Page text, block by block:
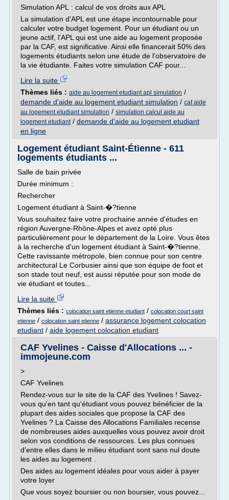
Simulation APL : calcul de vos droits aux APL
La simulation d'APL est une étape incontournable pour
calculer votre budget logement. Pour un étudiant ou un
jeune actif, l'APL qui est une aide au logement proposée
par la CAF, est significative. Ainsi elle financerait 50% des
logements étudiants selon une étude de l'observatoire de
la vie étudiante. Faites votre simulation CAF pour...
Lire la suite
Thèmes liés : aide au logement etudiant apl simulation /
demande d'aide au logement etudiant simulation / caf aide
au logement etudiant simulation / simulation calcul aide au
logement etudiant/ demande d'aide au logement etudiant
en ligne
Logement étudiant Saint-Étienne - 611
logements étudiants ...
Salle de bain privée
Durée minimum :
Rechercher
Logement étudiant à Saint-�?tienne
Vous souhaitez faire votre prochaine année d'études en
région Auvergne-Rhône-Alpes et avez opté plus
particulièrement pour le département de la Loire. Vous êtes
à la recherche d'un logement étudiant à Saint-�?tienne.
Cette ravissante métropole, bien connue pour son centre
architectural Le Corbusier ainsi que son équipe de foot et
son stade tout neuf, est aussi réputée pour son mode de
vie étudiant et toutes...
Lire la suite
Thèmes liés : colocation saint etienne etudiant / colocation court saint
etienne / colocation saint etienne / assurance logement colocation
etudiant / aide logement colocation etudiant
CAF Yvelines - Caisse d'Allocations ... -
immojeune.com
>
CAF Yvelines
Rendez-vous sur le site de la CAF des Yvelines ! Savez-
vous qu'en tant qu'étudiant vous pouvez bénéficier de la
plupart des aides sociales que propose la CAF des
Yvelines ? La Caisse des Allocations Familiales recense
de nombreuses aides auxquelles vous pouvez avoir droit
selon vos conditions de ressources. Les plus connues
d'entre elles dans le milieu étudiant sont sans nul doute
les aides au logement .
Des aides au logement idéales pour vous aider à payer
votre loyer
Que vous soyez boursier ou non boursier, vous pouvez...